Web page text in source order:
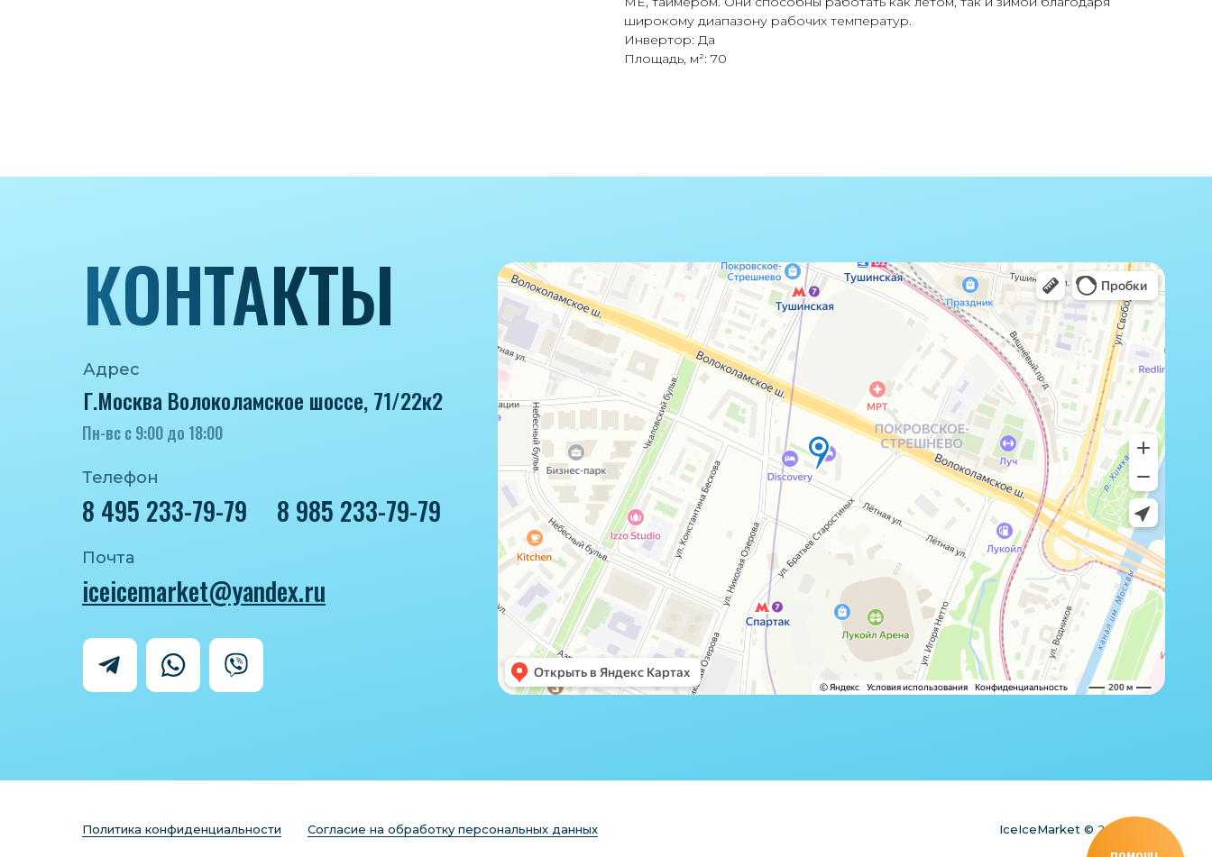
широкому диапазону рабочих температур.
Инвертор: Да
Площадь, м²: 70
Адрес
Г.Москва Волоколамское шоссе, 71/22к2
Пн-вс с 9:00 до 18:00
Телефон
8 495 233-79-79
Почта
iceicemarket@yandex.ru
8 985 233-79-79
КОНТАКТЫ
Политика конфиденциальности Согласие на обработку персональных данных IceIceMarket © 2025